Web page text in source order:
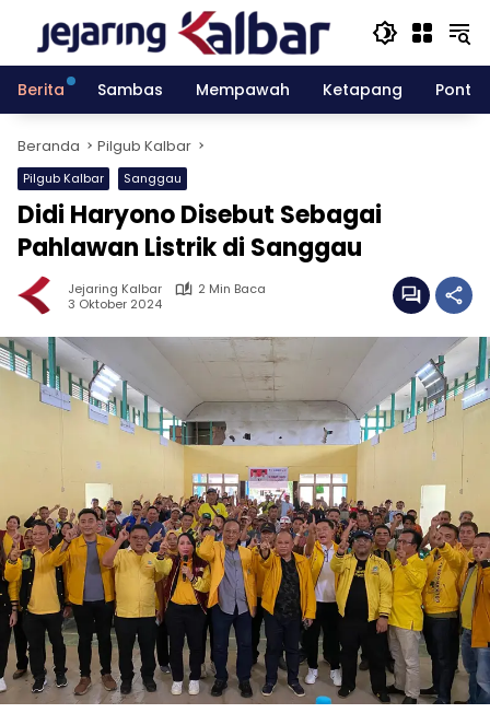
konten
Berita
Sambas Mempawah Ketapang
Beranda Pilgub Kalbar
Pilgub Kalbar Sanggau
Didi Haryono Disebut Sebagai
Pahlawan Listrik di Sanggau
Jejaring Kalbar
2 Min Baca
3 Oktober 2024